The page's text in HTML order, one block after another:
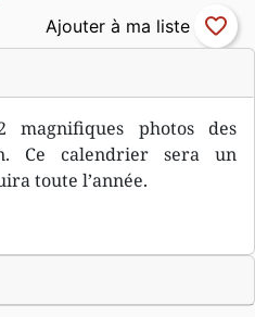
magnifiques photos des
Ce calendrier sera un
toute l’année.
favorite_border